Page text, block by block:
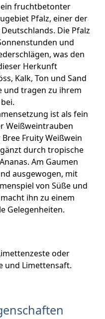
ein fruchtbetonter
Pfalz, einer der
Die Pfalz
und
was den
Herkunft
Kalk, Ton und Sand
und tragen zu ihrem
ist als fein
Weißweintrauben
Fruity Weißwein
durch tropische
Am Gaumen
ausgewogen, mit
von Süße und
ihn zu einem
Gelegenheiten.
oder
und Limettensaft.